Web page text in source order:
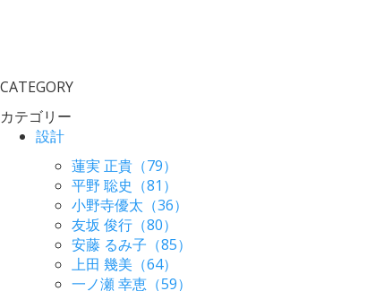
CATEGORY
カテゴリー
設計
蓮実 正貴（79）
平野 聡史（81）
小野寺優太（36）
友坂 俊行（80）
安藤 るみ子（85）
上田 幾美（64）
一ノ瀬 幸恵（59）